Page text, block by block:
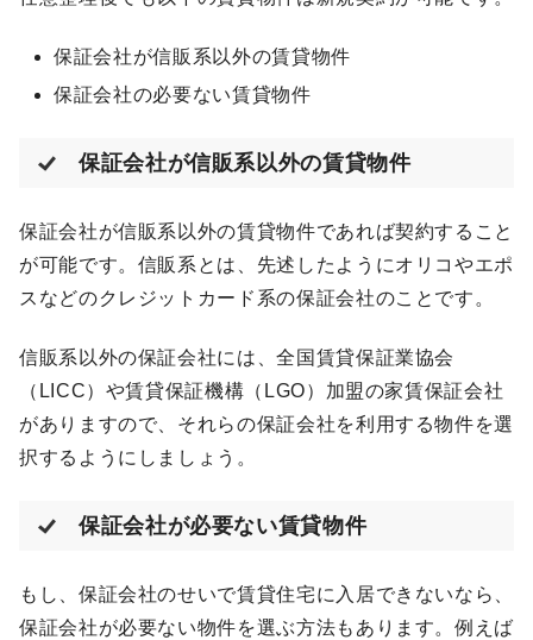
保証会社が信販系以外の賃貸物件
保証会社の必要ない賃貸物件
保証会社が信販系以外の賃貸物件
保証会社が信販系以外の賃貸物件であれば契約すること
が可能です。信販系とは、先述したようにオリコやエポ
スなどのクレジットカード系の保証会社のことです。
信販系以外の保証会社には、全国賃貸保証業協会
（LICC）や賃貸保証機構（LGO）加盟の家賃保証会社
がありますので、それらの保証会社を利用する物件を選
択するようにしましょう。
保証会社が必要ない賃貸物件
もし、保証会社のせいで賃貸住宅に入居できないなら、
保証会社が必要ない物件を選ぶ方法もあります。例えば